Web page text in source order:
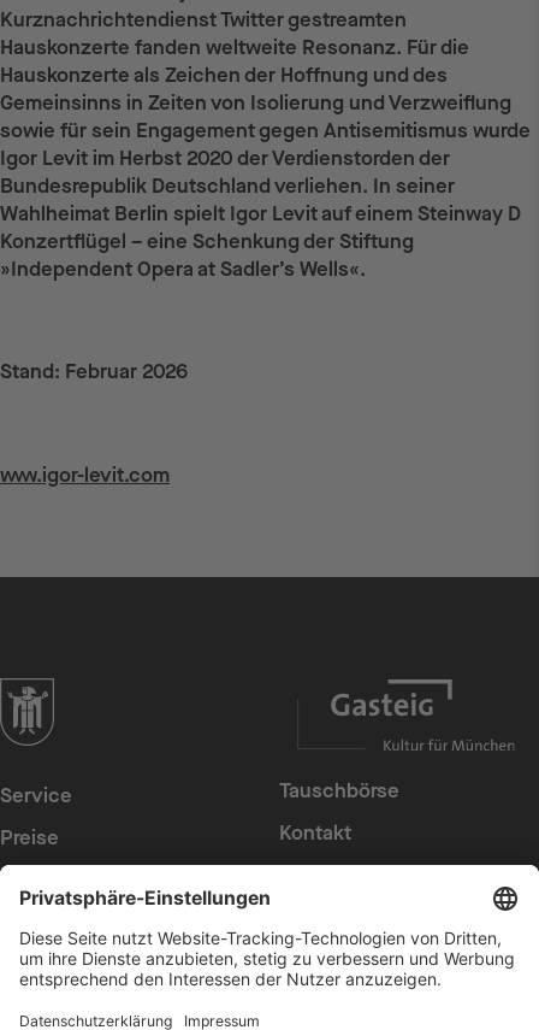
Kurznachrichtendienst Twitter gestreamten
Hauskonzerte fanden weltweite Resonanz. Für die
Hauskonzerte als Zeichen der Hoffnung und des
Gemeinsinns in Zeiten von Isolierung und Verzweiflung
sowie für sein Engagement gegen Antisemitismus wurde
Igor Levit im Herbst 2020 der Verdienstorden der
Bundesrepublik Deutschland verliehen. In seiner
Wahlheimat Berlin spielt Igor Levit auf einem Steinway D
Konzertflügel – eine Schenkung der Stiftung
»Independent Opera at Sadler’s Wells«.
Stand: Februar 2026
Weiterführende Links
www.igor-levit.com
zur Website der Landeshauptstadt München
Service
Preise
Konzerte
Tauschbörse
Kontakt